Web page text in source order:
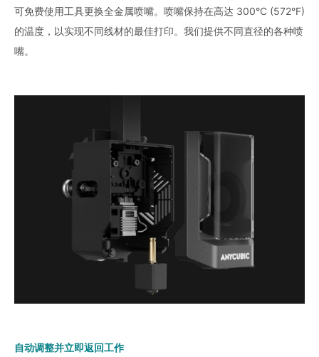
可免费使用工具更换全金属喷嘴。喷嘴保持在高达 300°C (572°F)
的温度，以实现不同线材的最佳打印。我们提供不同直径的各种喷
嘴。
自动调整并立即返回工作